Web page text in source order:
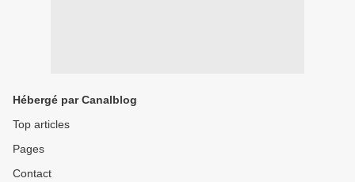
Hébergé par Canalblog
Top articles
Pages
Contact